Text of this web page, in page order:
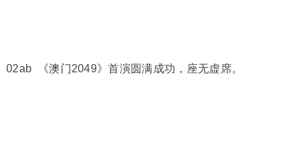
02ab 《澳门2049》首演圆满成功，座无虚席。